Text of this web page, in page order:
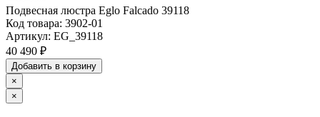
Подвесная люстра Eglo Falcado 39118
Код товара: 3902-01
Артикул: EG_39118
40 490 ₽
Добавить в корзину
×
×